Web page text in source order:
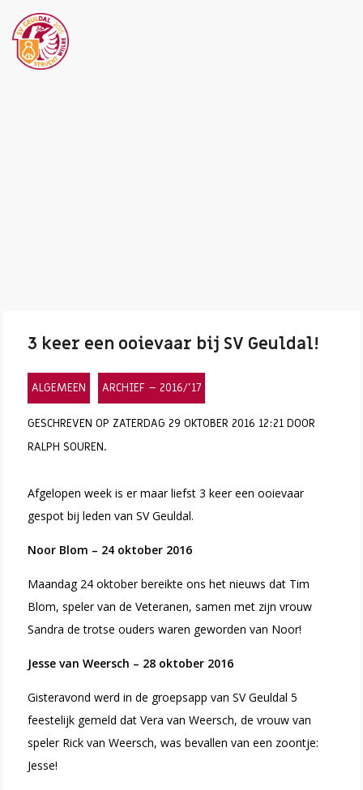
3 keer een ooievaar bij SV Geuldal!
ALGEMEEN ARCHIEF – 2016/’17
GESCHREVEN OP ZATERDAG 29 OKTOBER 2016 12:21 DOOR
RALPH SOUREN.
Afgelopen week is er maar liefst 3 keer een ooievaar
gespot bij leden van SV Geuldal.
Noor Blom – 24 oktober 2016
Maandag 24 oktober bereikte ons het nieuws dat Tim
Blom, speler van de Veteranen, samen met zijn vrouw
Sandra de trotse ouders waren geworden van Noor!
Jesse van Weersch – 28 oktober 2016
Gisteravond werd in de groepsapp van SV Geuldal 5
feestelijk gemeld dat Vera van Weersch, de vrouw van
speler Rick van Weersch, was bevallen van een zoontje:
Jesse!